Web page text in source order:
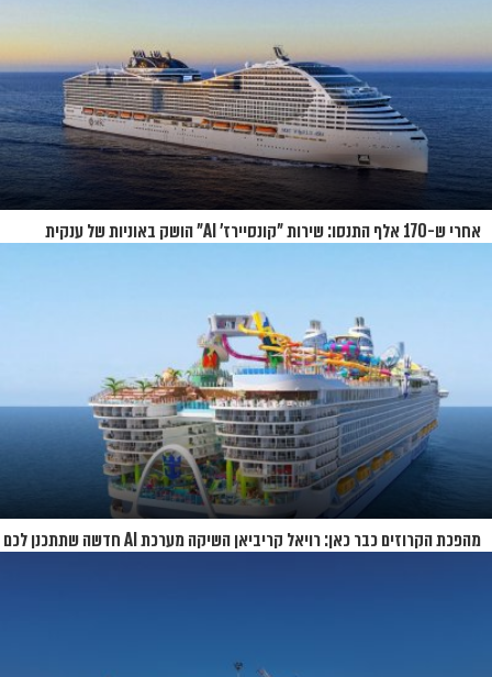
אחרי ש-170 אלף התנסו: שירות "קונסיירז' AI" הושק באוניות של ענקית
מהפכת הקרוזים כבר כאן: רויאל קריביאן השיקה מערכת AI חדשה שתתכנן לכם